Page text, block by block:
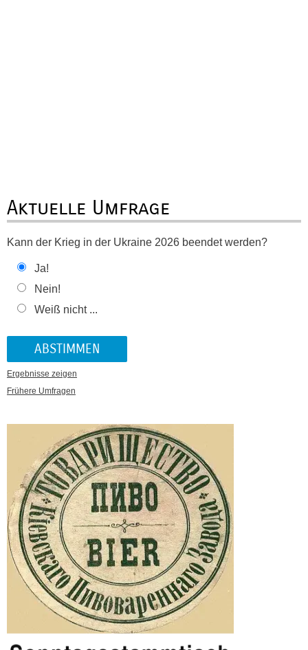
Aktuelle Umfrage
Kann der Krieg in der Ukraine 2026 beendet werden?
Ja!
Nein!
Weiß nicht ...
Ergebnisse zeigen
Frühere Umfragen